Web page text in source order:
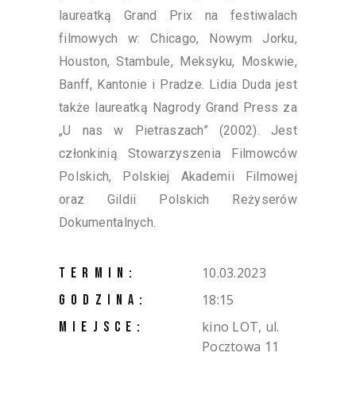
laureatką Grand Prix na festiwalach
filmowych w: Chicago, Nowym Jorku,
Houston, Stambule, Meksyku, Moskwie,
Banff, Kantonie i Pradze. Lidia Duda jest
także laureatką Nagrody Grand Press za
„U nas w Pietraszach” (2002). Jest
członkinią Stowarzyszenia Filmowców
Polskich, Polskiej Akademii Filmowej
oraz Gildii Polskich Reżyserów
Dokumentalnych.
TERMIN: 10.03.2023
GODZINA: 18:15
MIEJSCE:
kino LOT, ul.
Pocztowa 11